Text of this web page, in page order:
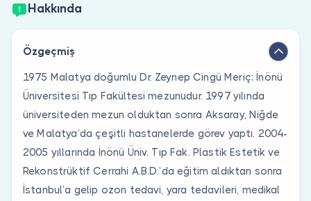
Hakkında
Özgeçmiş
1975 Malatya doğumlu Dr. Zeynep Cingü Meriç; İnönü
Üniversitesi Tıp Fakültesi mezunudur. 1997 yılında
üniversiteden mezun olduktan sonra Aksaray, Niğde
ve Malatya’da çeşitli hastanelerde görev yaptı. 2004-
2005 yıllarında İnönü Üniv. Tıp Fak. Plastik Estetik ve
Rekonstrüktif Cerrahi A.B.D.’da eğitim aldıktan sonra
İstanbul’a gelip ozon tedavi, yara tedavileri, medikal